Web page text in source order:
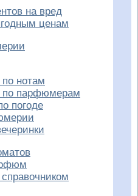
на вред
ценам
нотам
парфюмерам
погоде